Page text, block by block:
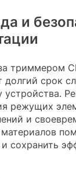
и
триммером
долгий срок
режущих
и
сохранить